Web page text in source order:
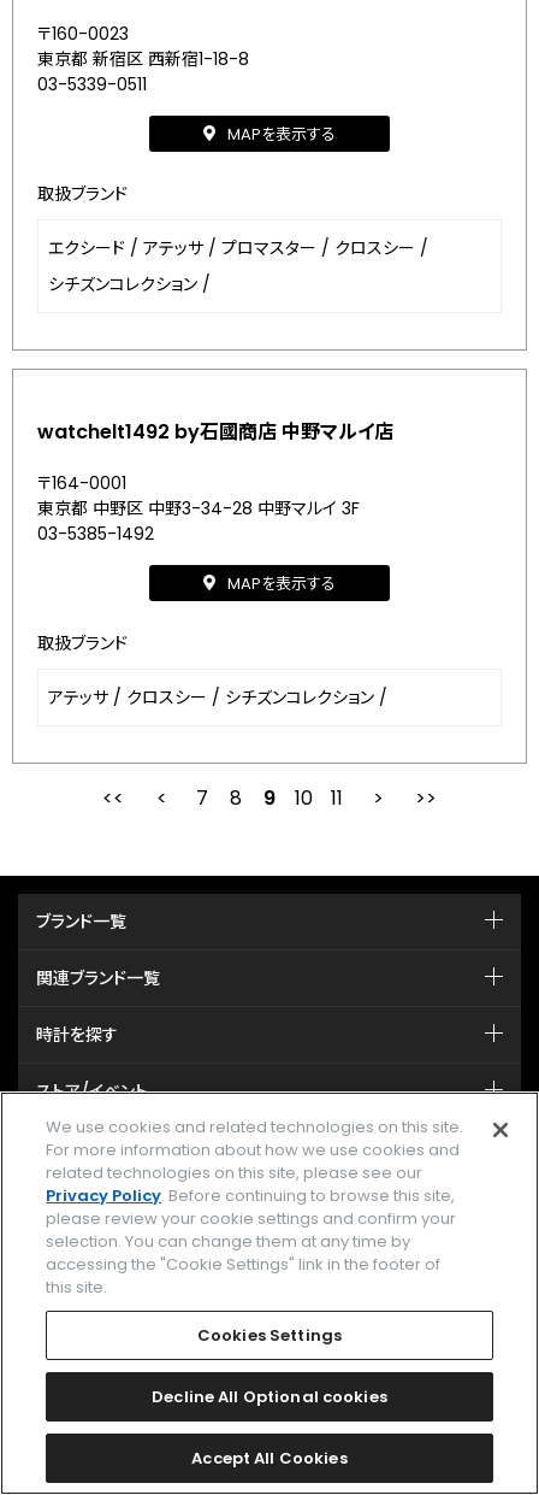
〒160-0023
東京都 新宿区 西新宿1-18-8
03-5339-0511
MAPを表示する
取扱ブランド
エクシード / アテッサ / プロマスター / クロスシー /
シチズンコレクション /
watchelt1492 by石國商店 中野マルイ店
〒164-0001
東京都 中野区 中野3-34-28 中野マルイ 3F
03-5385-1492
MAPを表示する
取扱ブランド
アテッサ / クロスシー / シチズンコレクション /
最初 前
7 8 9 10 11
ブランド一覧
関連ブランド一覧
時計を探す
ストア/イベント
カタログ
サポート
MY CITIZEN シチズンオーナーズクラブ
facebookinstagram
We use cookies and related technologies on this site.
For more information about how we use cookies and
related technologies on this site, please see our
Privacy Policy. Before continuing to browse this site,
please review your cookie settings and confirm your
selection. You can change them at any time by
accessing the "Cookie Settings" link in the footer of
this site.
Cookies Settings
Decline All Optional cookies
Accept All Cookies